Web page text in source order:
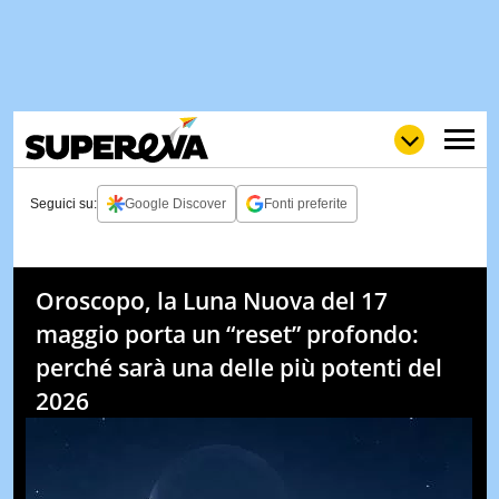
NEWS
VIDEO
Seguici su: Google Discover Fonti preferite
Oroscopo, la Luna Nuova del 17
maggio porta un “reset” profondo:
perché sarà una delle più potenti del
2026